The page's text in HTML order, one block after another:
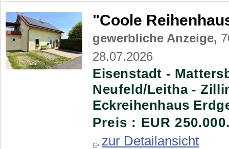
"Coole
gewerbliche Anzeige,
28.07.2026
Eisenstadt -
Neufeld/Leitha -
Eckreihenhaus
Preis : EUR
zur Detailansicht